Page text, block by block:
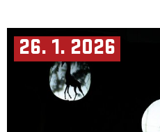
26. 1. 2026